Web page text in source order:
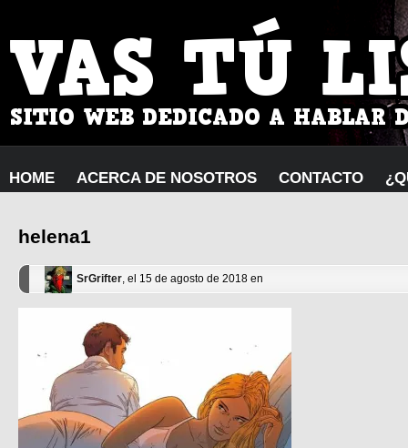
HOME ACERCA DE NOSOTROS CONTACTO
helena1
SrGrifter, el 15 de agosto de 2018 en